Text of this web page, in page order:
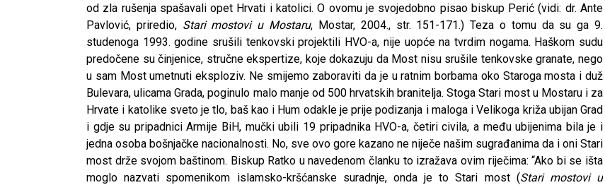
od zla rušenja spašavali opet Hrvati i katolici. O ovomu je svojedobno pisao biskup Perić (vidi: dr. Ante
Pavlović, priredio, Stari mostovi u Mostaru, Mostar, 2004., str. 151-171.) Teza o tomu da su ga 9.
studenoga 1993. godine srušili tenkovski projektili HVO-a, nije uopće na tvrdim nogama. Haškom sudu
predočene su činjenice, stručne ekspertize, koje dokazuju da Most nisu srušile tenkovske granate, nego
u sam Most umetnuti eksploziv. Ne smijemo zaboraviti da je u ratnim borbama oko Staroga mosta i duž
Bulevara, ulicama Grada, poginulo malo manje od 500 hrvatskih branitelja. Stoga Stari most u Mostaru i za
Hrvate i katolike sveto je tlo, baš kao i Hum odakle je prije podizanja i maloga i Velikoga križa ubijan Grad
i gdje su pripadnici Armije BiH, mučki ubili 19 pripadnika HVO-a, četiri civila, a među ubijenima bila je i
jedna osoba bošnjačke nacionalnosti. No, sve ovo gore kazano ne niječe našim sugrađanima da i oni Stari
most drže svojom baštinom. Biskup Ratko u navedenom članku to izražava ovim riječima: “Ako bi se išta
moglo nazvati spomenikom islamsko-kršćanske suradnje, onda je to Stari most (Stari mostovi u